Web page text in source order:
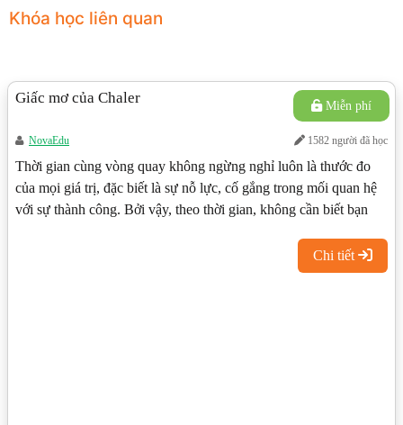
Khóa học liên quan
Miễn phí
Giấc mơ của Chaler
NovaEdu 1582 người đã học
Thời gian cùng vòng quay không ngừng nghỉ luôn là thước đo
của mọi giá trị, đặc biết là sự nỗ lực, cố gắng trong mối quan hệ
với sự thành công. Bởi vậy, theo thời gian, không cần biết bạn
bạn vẫn đang đi trước những người không bao giờ biết cố
gắng!Câu chuyện dưới đây sẽ giúp bạn tạo động lực để kiên trì
Chi tiết